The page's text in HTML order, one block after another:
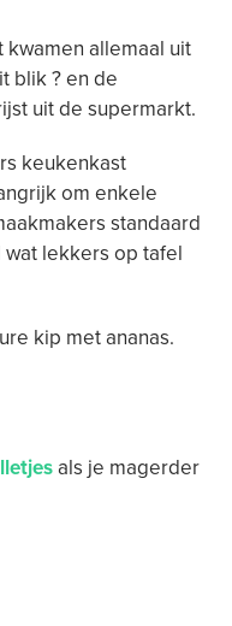
allemaal uit
blik ? en de
uit de supermarkt.
keukenkast
om enkele
standaard
lekkers op tafel
kip met ananas.
als je magerder